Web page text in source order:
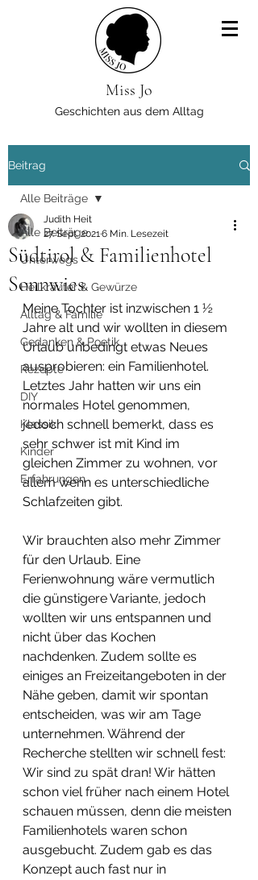
Miss Jo
Geschichten aus dem Alltag
Beitrag
Alle Beiträge
Unterwegs
Heilkräuter & Gewürze
Alltag & Familie
Gedanken & Poetik
Rezepte
DIY
Klassik
Kinder
Erfahrungen
Alle Beiträge
Südtirol & Familienhotel
Sonnwies
Judith Heit
27. Sept. 20216 Min. Lesezeit
Meine Tochter ist inzwischen 1 ½
Jahre alt und wir wollten in diesem
Urlaub unbedingt etwas Neues
ausprobieren: ein Familienhotel.
Letztes Jahr hatten wir uns ein
normales Hotel genommen,
jedoch schnell bemerkt, dass es
sehr schwer ist mit Kind im
gleichen Zimmer zu wohnen, vor
allem wenn es unterschiedliche
Schlafzeiten gibt.
Wir brauchten also mehr Zimmer
für den Urlaub. Eine
Ferienwohnung wäre vermutlich
die günstigere Variante, jedoch
wollten wir uns entspannen und
nicht über das Kochen
nachdenken. Zudem sollte es
einiges an Freizeitangeboten in der
Nähe geben, damit wir spontan
entscheiden, was wir am Tage
unternehmen. Während der
Recherche stellten wir schnell fest:
Wir sind zu spät dran! Wir hätten
schon viel früher nach einem Hotel
schauen müssen, denn die meisten
Familienhotels waren schon
ausgebucht. Zudem gab es das
Konzept auch fast nur in